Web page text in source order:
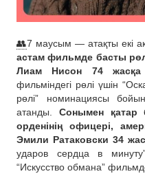
👥7 маусым — атақты екі
астам фильмде басты
Лиам Нисон 74 жасқа
фильміндегі рөлі үшін
рөлі” номинациясы
атанды. Сонымен қатар
орденінің офицері,
Эмили Ратаковски 34
ударов сердца в
“Искусство обмана”